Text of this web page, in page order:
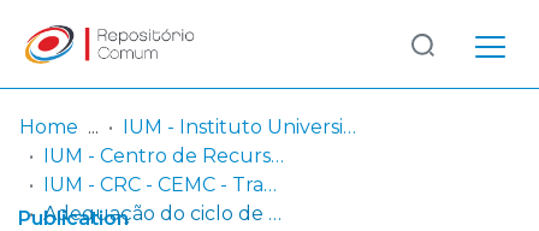
Communities
& Collections
Log
In
(current)
Home
IUM - Instituto Universitário Militar
IUM - Centro de Recursos de Conhecimento
IUM - CRC - CEMC - Trabalhos de Investigação Individual
Adequação do ciclo de Targeting à realidade nacional
Publication